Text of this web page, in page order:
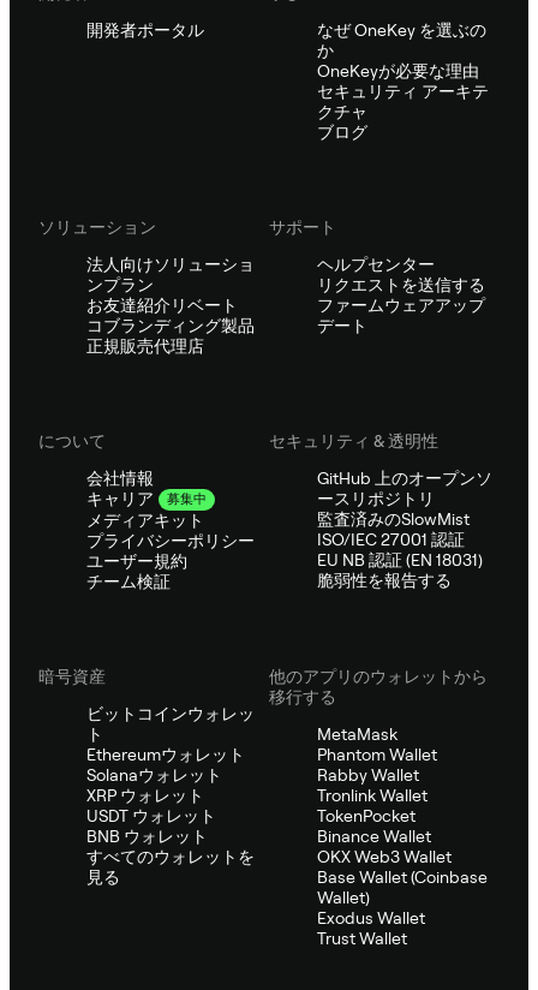
開発者ポータル
なぜ OneKey を選ぶの
か
OneKeyが必要な理由
セキュリティ アーキテ
クチャ
ブログ
ソリューション
法人向けソリューショ
ンプラン
お友達紹介リベート
コブランディング製品
正規販売代理店
サポート
ヘルプセンター
リクエストを送信する
ファームウェアアップ
デート
について
会社情報
キャリア
募集中
メディアキット
プライバシーポリシー
ユーザー規約
チーム検証
セキュリティ & 透明性
GitHub 上のオープンソ
ースリポジトリ
監査済みのSlowMist
ISO/IEC 27001 認証
EU NB 認証 (EN 18031)
脆弱性を報告する
暗号資産
ビットコインウォレッ
ト
Ethereumウォレット
Solanaウォレット
XRP ウォレット
USDT ウォレット
BNB ウォレット
すべてのウォレットを
見る
他のアプリのウォレットから
移行する
MetaMask
Phantom Wallet
Rabby Wallet
Tronlink Wallet
TokenPocket
Binance Wallet
OKX Web3 Wallet
Base Wallet (Coinbase
Wallet)
Exodus Wallet
Trust Wallet